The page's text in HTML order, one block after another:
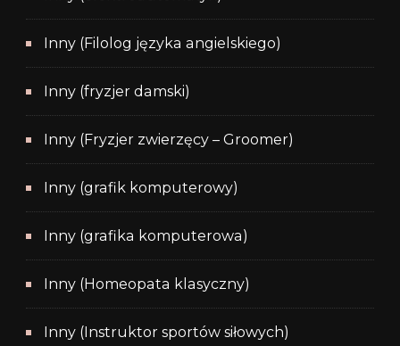
Inny (Filolog języka angielskiego)
Inny (fryzjer damski)
Inny (Fryzjer zwierzęcy – Groomer)
Inny (grafik komputerowy)
Inny (grafika komputerowa)
Inny (Homeopata klasyczny)
Inny (Instruktor sportów siłowych)